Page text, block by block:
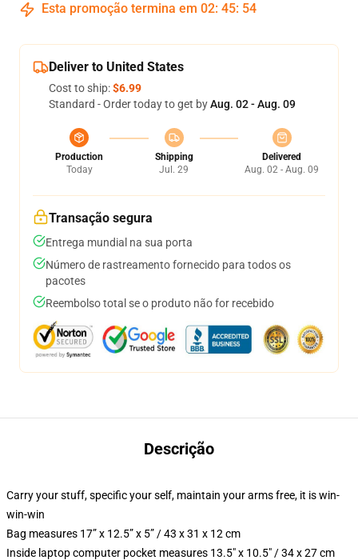
Esta promoção termina em 02: 45: 54
Deliver to United States
Cost to ship:$6.99
Standard - Order today to get byAug. 02 - Aug. 09
Production
Today
Shipping
Jul. 29
Delivered
Aug. 02 - Aug. 09
Transação segura
Entrega mundial na sua porta
Número de rastreamento fornecido para todos os
pacotes
Reembolso total se o produto não for recebido
Descrição
Carry your stuff, specific your self, maintain your arms free, it is win-
win-win
Bag measures 17” x 12.5” x 5” / 43 x 31 x 12 cm
Inside laptop computer pocket measures 13.5" x 10.5" / 34 x 27 cm